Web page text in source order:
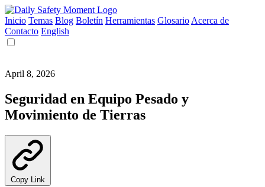
Inicio Temas Blog Boletín Herramientas Glosario Acerca de
Contacto English
April 8, 2026
Seguridad en Equipo Pesado y
Movimiento de Tierras
Copy Link